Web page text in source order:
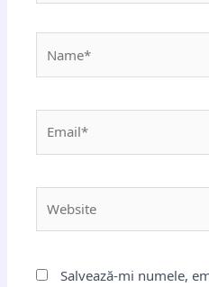
Salvează-mi numele,